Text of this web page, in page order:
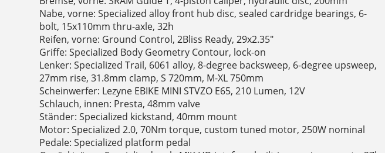
Nabe, vorne: Specialized alloy front hub disc, sealed cardridge bearings, 6-
bolt, 15x110mm thru-axle, 32h
Reifen, vorne: Ground Control, 2Bliss Ready, 29x2.35"
Griffe: Specialized Body Geometry Contour, lock-on
Lenker: Specialized Trail, 6061 alloy, 8-degree backsweep, 6-degree upsweep,
27mm rise, 31.8mm clamp, S 720mm, M-XL 750mm
Scheinwerfer: Lezyne EBIKE MINI STVZO E65, 210 Lumen, 12V
Schlauch, innen: Presta, 48mm valve
Ständer: Specialized kickstand, 40mm mount
Motor: Specialized 2.0, 70Nm torque, custom tuned motor, 250W nominal
Pedale: Specialized platform pedal